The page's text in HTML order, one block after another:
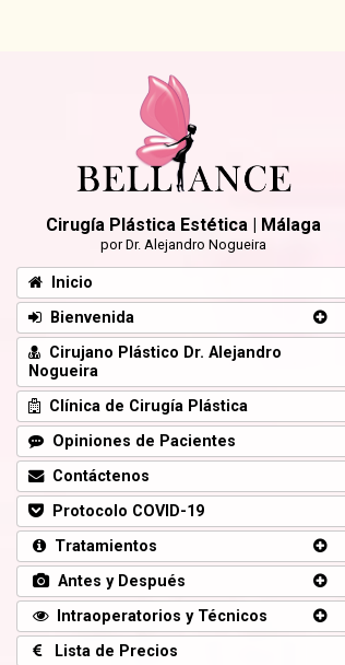
Cirugía Plástica Estética | Málaga
por Dr. Alejandro Nogueira
Inicio
Bienvenida
Cirujano Plástico Dr. Alejandro
Nogueira
Clínica de Cirugía Plástica
Opiniones de Pacientes
Contáctenos
Protocolo COVID-19
Tratamientos
Antes y Después
Intraoperatorios y Técnicos
Lista de Precios